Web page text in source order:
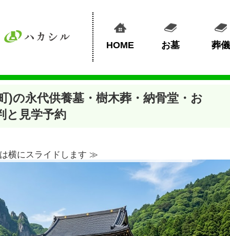
HOME お墓 葬儀
)の永代供養墓・樹木葬・納骨堂・お
と見学予約
横にスライドします ≫︎